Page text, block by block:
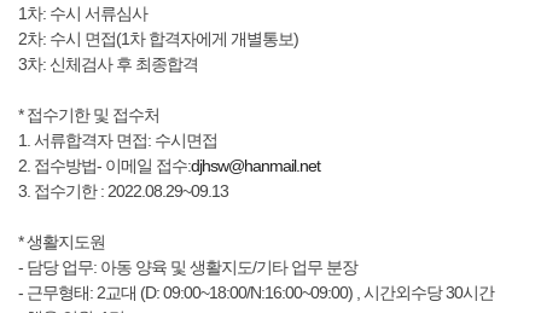
1차: 수시 서류심사
2차: 수시 면접(1차 합격자에게 개별통보)
3차: 신체검사 후 최종합격
* 접수기한 및 접수처
​1. 서류합격자 면접: 수시면접
2. 접수방법- 이메일 접수:djhsw@hanmail.net
3. 접수기한 : 2022.08.29~09.13
* 생활지도원
- 담당 업무: 아동 양육 및 생활지도/기타 업무 분장
- 근무형태: 2교대 (D: 09:00~18:00/N:16:00~09:00) , 시간외수당 30시간